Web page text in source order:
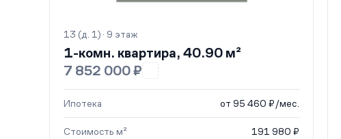
13 (д. 1) · 9 этаж
1-комн. квартира, 40.90 м²
7 852 000 ₽
Ипотека от 95 460 ₽/мес.
Стоимость м² 191 980 ₽